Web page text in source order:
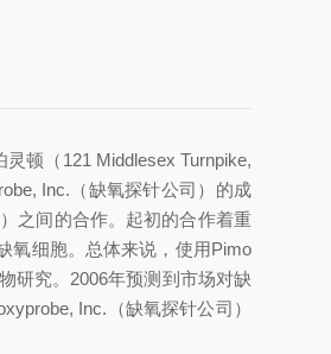
顿（121 Middlesex Turnpike,
Inc.（缺氧探针公司）的成
之间的合作。起初的合作着重
氧细胞。总体来说，使用Pimo
研究。2006年预测到市场对缺
Inc.（缺氧探针公司）